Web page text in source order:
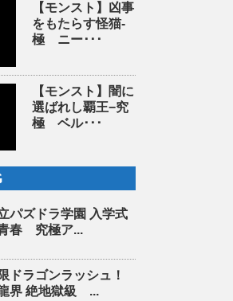
【モンスト】凶事
をもたらす怪猫-
極 ニー･･･
【モンスト】闇に
選ばれし覇王−究
極 ベル･･･
パズドラ学園 入学式
春 究極ア...
ドラゴンラッシュ！
界 絶地獄級 ...